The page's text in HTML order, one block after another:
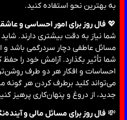
به بهترین نحو استفاده کنید.
💖 فال روز برای امور احساسی و
شما نیاز به دقت بیشتری دارند.
مسائل عاطفی دچار سردرگمی باشد و
شما تأثیر بگذارد. آرامش خود را حفظ
احساسات و افکار هر دو طرف
می‌تواند کلید برطرف کردن هر گونه
جدید، از دروغ و پنهان‌کاری پرهیز
💸 فال روز برای مسائل مالی و